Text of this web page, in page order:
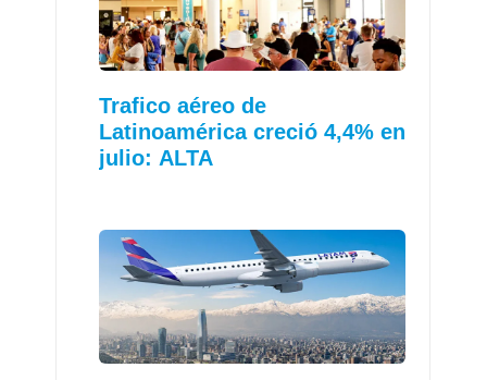
Trafico aéreo de
Latinoamérica creció 4,4% en
julio: ALTA